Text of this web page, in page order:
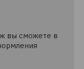
вы сможете в